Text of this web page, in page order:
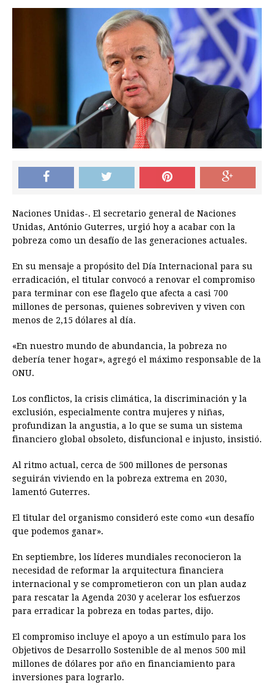
Naciones Unidas-. El secretario general de Naciones
Unidas, António Guterres, urgió hoy a acabar con la
pobreza como un desafío de las generaciones actuales.
En su mensaje a propósito del Día Internacional para su
erradicación, el titular convocó a renovar el compromiso
para terminar con ese flagelo que afecta a casi 700
millones de personas, quienes sobreviven y viven con
menos de 2,15 dólares al día.
«En nuestro mundo de abundancia, la pobreza no
debería tener hogar», agregó el máximo responsable de la
ONU.
Los conflictos, la crisis climática, la discriminación y la
exclusión, especialmente contra mujeres y niñas,
profundizan la angustia, a lo que se suma un sistema
financiero global obsoleto, disfuncional e injusto, insistió.
Al ritmo actual, cerca de 500 millones de personas
seguirán viviendo en la pobreza extrema en 2030,
lamentó Guterres.
El titular del organismo consideró este como «un desafío
que podemos ganar».
En septiembre, los líderes mundiales reconocieron la
necesidad de reformar la arquitectura financiera
internacional y se comprometieron con un plan audaz
para rescatar la Agenda 2030 y acelerar los esfuerzos
para erradicar la pobreza en todas partes, dijo.
El compromiso incluye el apoyo a un estímulo para los
Objetivos de Desarrollo Sostenible de al menos 500 mil
millones de dólares por año en financiamiento para
inversiones para lograrlo.